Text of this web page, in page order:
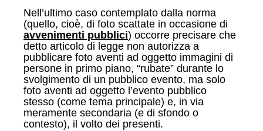
Nell’ultimo caso contemplato dalla norma
(quello, cioè, di foto scattate in occasione di
avvenimenti pubblici) occorre precisare che
detto articolo di legge non autorizza a
pubblicare foto aventi ad oggetto immagini di
persone in primo piano, “rubate” durante lo
svolgimento di un pubblico evento, ma solo
foto aventi ad oggetto l’evento pubblico
stesso (come tema principale) e, in via
meramente secondaria (e di sfondo o
contesto), il volto dei presenti.